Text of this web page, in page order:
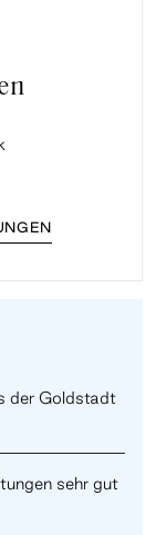
der Goldstadt
sehr gut